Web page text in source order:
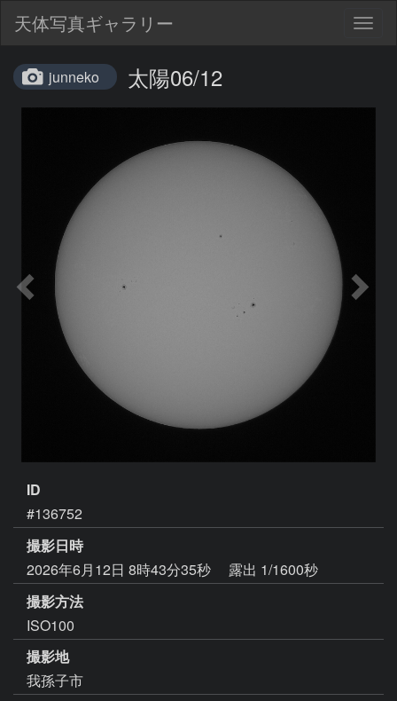
天体写真ギャラリー
junneko 太陽06/12
ID
#136752
撮影日時
2026年6月12日 8時43分35秒
露出 1/1600秒
撮影方法
ISO100
撮影地
我孫子市